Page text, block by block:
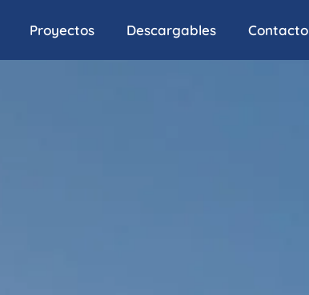
Proyectos Descargables Contacto